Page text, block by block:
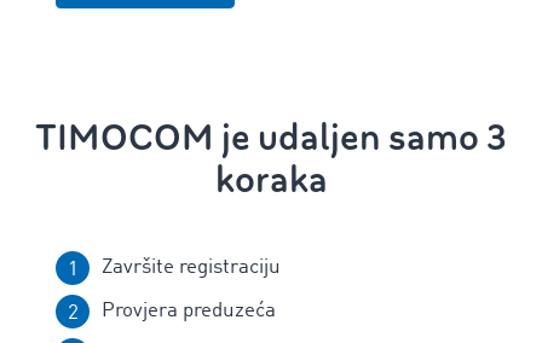
TIMOCOM je udaljen samo 3
koraka
Završite registraciju
Provjera preduzeća